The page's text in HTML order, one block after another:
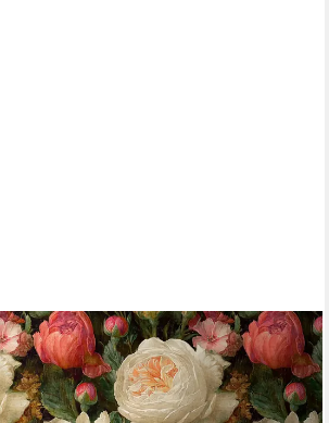
Flowers – Üppige Rosenblüten Vlies-
floral, matt, botanisch, (1 St),
mit natürlicher Tiefenwirkung